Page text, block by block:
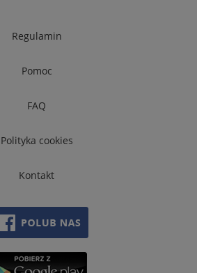
Regulamin
Pomoc
FAQ
Polityka cookies
Kontakt